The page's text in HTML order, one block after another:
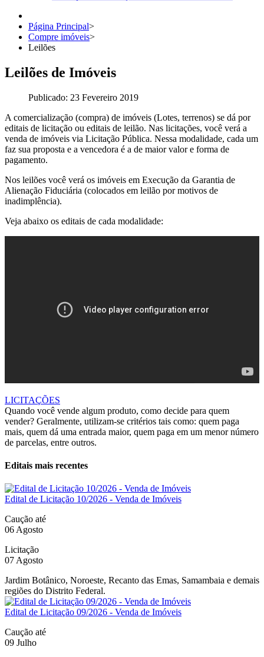
Página Principal>
Compre imóveis>
Leilões
Leilões de Imóveis
Publicado: 23 Fevereiro 2019
A comercialização (compra) de imóveis (Lotes, terrenos) se dá por
editais de licitação ou editais de leilão. Nas licitações, você verá a
venda de imóveis via Licitação Pública. Nessa modalidade, cada um
faz sua proposta e a vencedora é a de maior valor e forma de
pagamento.
Nos leilões você verá os imóveis em Execução da Garantia de
Alienação Fiduciária (colocados em leilão por motivos de
inadimplência).
Veja abaixo os editais de cada modalidade:
LICITAÇÕES
Quando você vende algum produto, como decide para quem
vender? Geralmente, utilizam-se critérios tais como: quem paga
mais, quem dá uma entrada maior, quem paga em um menor número
de parcelas, entre outros.
Editais mais recentes
Edital de Licitação 10/2026 - Venda de Imóveis
Caução até
06 Agosto
Licitação
07 Agosto
Jardim Botânico, Noroeste, Recanto das Emas, Samambaia e demais
regiões do Distrito Federal.
Edital de Licitação 09/2026 - Venda de Imóveis
Caução até
09 Julho